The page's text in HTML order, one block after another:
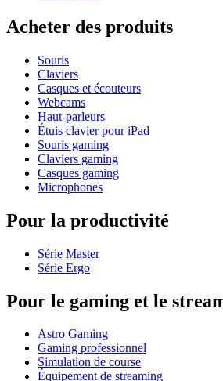
Acheter des produits
Souris
Claviers
Casques et écouteurs
Webcams
Haut-parleurs
Étuis clavier pour iPad
Souris gaming
Claviers gaming
Casques gaming
Microphones
Pour la productivité
Série Master
Série Ergo
Pour le gaming et le
Astro Gaming
Gaming professionnel
Simulation de course
Équipement de streaming